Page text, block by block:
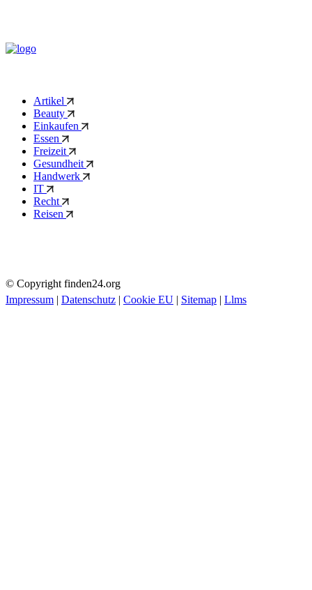
Artikel
Beauty
Einkaufen
Essen
Freizeit
Gesundheit
Handwerk
IT
Recht
Reisen
© Copyright finden24.org
Impressum | Datenschutz | Cookie EU | Sitemap | Llms